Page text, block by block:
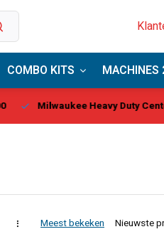
COMBO KITS MACHINES
Milwaukee Heavy Duty Center
Meest bekeken Nieuwste